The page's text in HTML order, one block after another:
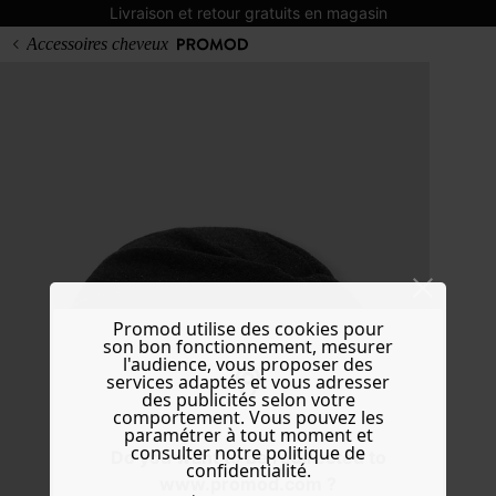
Livraison et retour gratuits en magasin
Do you want to be redirected to
www.promod.com ?
Accessoires cheveux
Promod utilise des cookies pour
son bon fonctionnement, mesurer
l'audience, vous proposer des
services adaptés et vous adresser
des publicités selon votre
comportement. Vous pouvez les
paramétrer à tout moment et
consulter notre politique de
confidentialité.